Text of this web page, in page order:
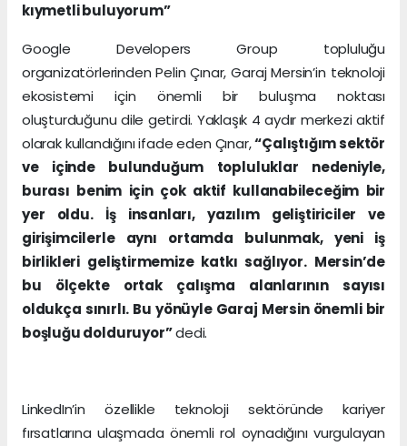
kıymetli buluyorum”
Google Developers Group topluluğu
organizatörlerinden Pelin Çınar, Garaj Mersin’in teknoloji
ekosistemi için önemli bir buluşma noktası
oluşturduğunu dile getirdi. Yaklaşık 4 aydır merkezi aktif
olarak kullandığını ifade eden Çınar,“Çalıştığım sektör
ve içinde bulunduğum topluluklar nedeniyle,
burası benim için çok aktif kullanabileceğim bir
yer oldu. İş insanları, yazılım geliştiriciler ve
girişimcilerle aynı ortamda bulunmak, yeni iş
birlikleri geliştirmemize katkı sağlıyor. Mersin’de
bu ölçekte ortak çalışma alanlarının sayısı
oldukça sınırlı. Bu yönüyle Garaj Mersin önemli bir
boşluğu dolduruyor”dedi.
LinkedIn’in özellikle teknoloji sektöründe kariyer
fırsatlarına ulaşmada önemli rol oynadığını vurgulayan